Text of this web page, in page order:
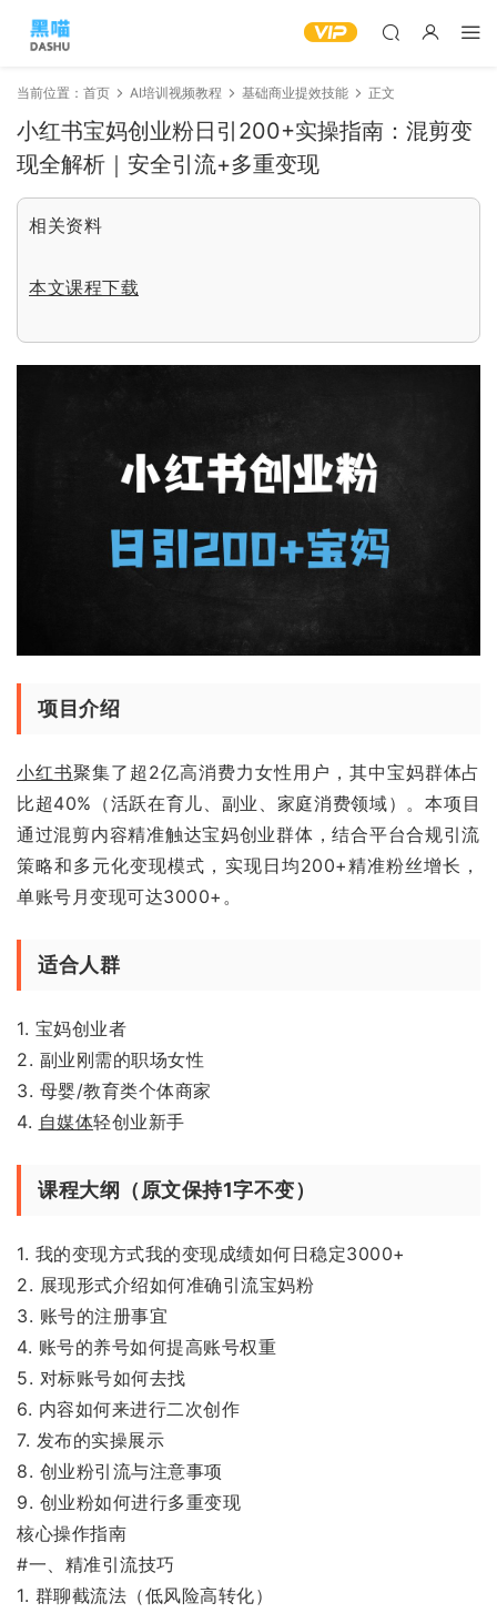
当前位置： 首页 AI培训视频教程 基础商业提效技能 正文
小红书宝妈创业粉日引200+实操指南：混剪变
现全解析｜安全引流+多重变现
相关资料
本文课程下载
项目介绍
小红书聚集了超2亿高消费力女性用户，其中宝妈群体占
比超40%（活跃在育儿、副业、家庭消费领域）。本项目
通过混剪内容精准触达宝妈创业群体，结合平台合规引流
策略和多元化变现模式，实现日均200+精准粉丝增长，
单账号月变现可达3000+。
适合人群
1. 宝妈创业者
2. 副业刚需的职场女性
3. 母婴/教育类个体商家
4. 自媒体轻创业新手
课程大纲（原文保持1字不变）
1. 我的变现方式我的变现成绩如何日稳定3000+
2. 展现形式介绍如何准确引流宝妈粉
3. 账号的注册事宜
4. 账号的养号如何提高账号权重
5. 对标账号如何去找
6. 内容如何来进行二次创作
7. 发布的实操展示
8. 创业粉引流与注意事项
9. 创业粉如何进行多重变现
核心操作指南
#一、精准引流技巧
1. 群聊截流法（低风险高转化）